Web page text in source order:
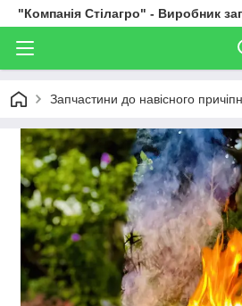
"Компанія Стілагро" - Виробник
Запчастини до навісного